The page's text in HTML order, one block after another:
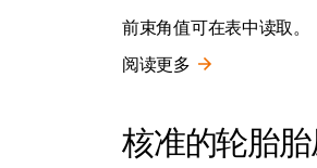
前束角值可在表中读取。
阅读更多
核准的轮胎胎